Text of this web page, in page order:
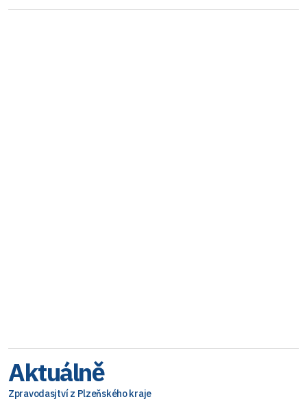
Aktuálně
Zpravodasjtví z Plzeňského kraje